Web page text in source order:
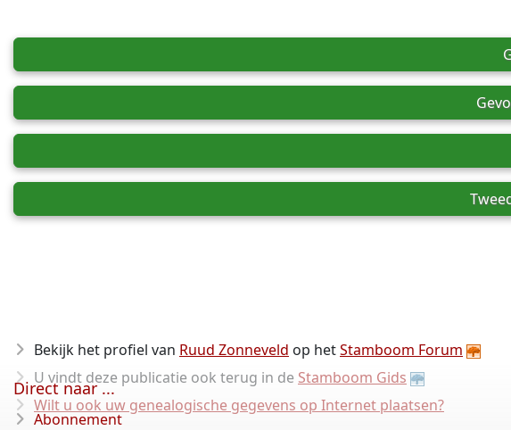
Bekijk het profiel van Ruud Zonneveld op hetStamboom Forum
U vindt deze publicatie ook terug in de Stamboom Gids
Wilt u ook uw genealogische gegevens op Internet plaatsen?
Direct naar ...
Abonnement